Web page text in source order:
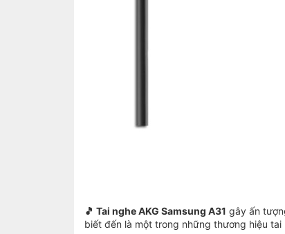
🎵 Tai nghe AKG Samsung A31 gây ấn
biết đến là một trong những thương hiệu